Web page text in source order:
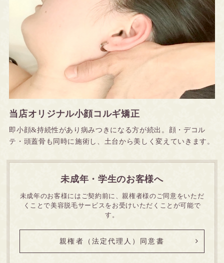
当店オリジナル小顔コルギ矯正
即小顔&持続性があり病みつきになる方が続出。顔・デコル
テ・頭蓋骨も同時に施術し、土台から美しく変えていきます。
未成年・学生のお客様へ
未成年のお客様にはご契約前に、親権者様のご同意をいただ
くことで美容脱毛サービスをお受けいただくことが可能で
す。
親権者（法定代理人）同意書